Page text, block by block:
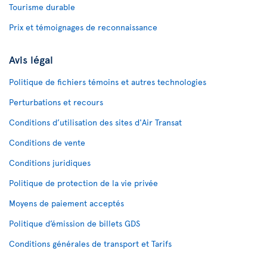
Tourisme durable
Prix et témoignages de reconnaissance
Avis légal
Politique de fichiers témoins et autres technologies
Perturbations et recours
Conditions d’utilisation des sites d'Air Transat
Conditions de vente
Conditions juridiques
Politique de protection de la vie privée
Moyens de paiement acceptés
Politique d’émission de billets GDS
Conditions générales de transport et Tarifs